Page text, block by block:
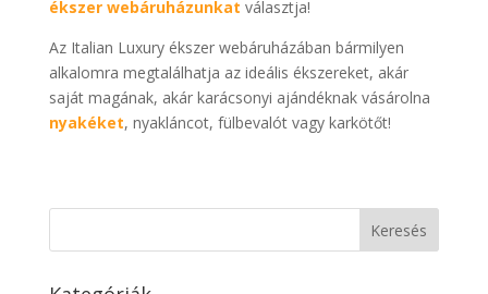
ékszer webáruházunkat választja!
Az Italian Luxury ékszer webáruházában bármilyen
alkalomra megtalálhatja az ideális ékszereket, akár
saját magának, akár karácsonyi ajándéknak vásárolna
nyakéket, nyakláncot, fülbevalót vagy karkötőt!